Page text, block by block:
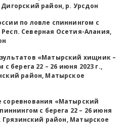
район, р. Урсдон
по ловле спиннингом с
Респ. Северная Осетия-Алания,
«Матырский хищник –
берега 22 – 26 июня 2023 г.,
район, Матырское
соревнования «Матырский
с берега 22 – 26 июня
Грязинский район, Матырское